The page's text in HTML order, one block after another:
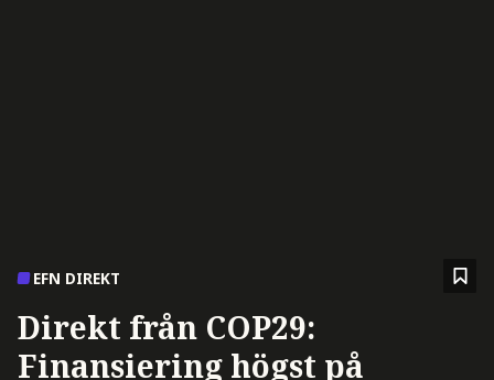
EFN DIREKT
Direkt från COP29:
Finansiering högst på